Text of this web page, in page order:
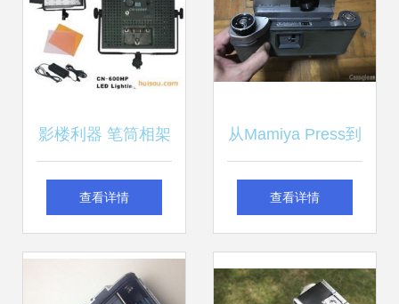
影楼利器 笔筒相架
与数码灯具的实用
查看详情
从Mamiya Press到
摄影论坛 一段关于
情的时光之旅
查看详情